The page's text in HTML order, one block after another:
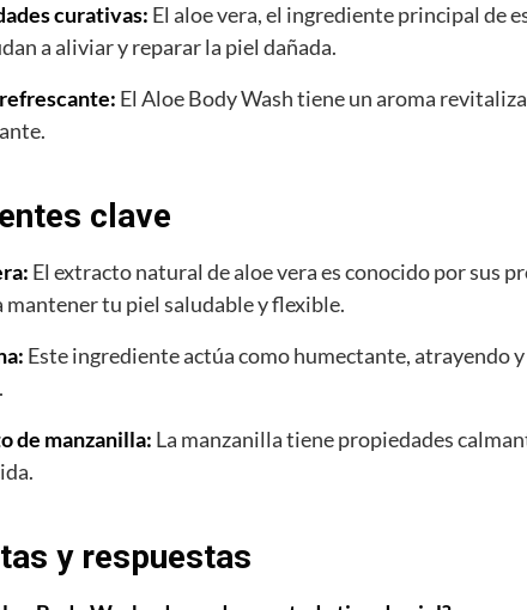
curativas: El aloe vera, el ingrediente principal de
a aliviar y reparar la piel dañada.
El Aloe Body Wash tiene un aroma
clave
El extracto natural de aloe vera es conocido por sus
mantener tu piel saludable y flexible.
Este ingrediente actúa como humectante, atrayendo
de manzanilla: La manzanilla tiene propiedades
y respuestas